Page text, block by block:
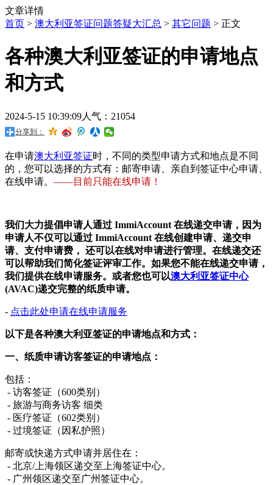
文章详情
首页 > 澳大利亚签证问题答疑大汇总 > 其它问题 > 正文
各种澳大利亚签证的申请地点
和方式
2024-5-15 10:39:09人气：21054
分享到：
在申请澳大利亚签证时，不同的类型申请方式和地点是不同
的，您可以选择的方式有：邮寄申请、亲自到签证中心申请、
在线申请。 ——目前只能在线申请！
我们大力提倡申请人通过 ImmiAccount 在线递交申请，因为
申请人不仅可以通过 ImmiAccount 在线创建申请、递交申
请、支付申请费， 还可以在线对申请进行管理。在线递交还
可以帮助我们简化签证评审工作。如果您不能在线递交申请，
我们提供在线申请服务。或者您也可以澳大利亚签证中心
(AVAC)递交完整的纸质申请。
- 点击此处申请在线申请服务
以下是各种澳大利亚签证的申请地点和方式：
一、纸质申请访客签证的申请地点：
包括：
- 访客签证（600类别）
- 旅游与商务访客 细类
- 医疗签证（602类别）
- 过境签证（因私护照）
邮寄或快递方式申请并居住在：
- 北京/上海领区递交至上海签证中心。
- 广州领区递交至广州签证中心。